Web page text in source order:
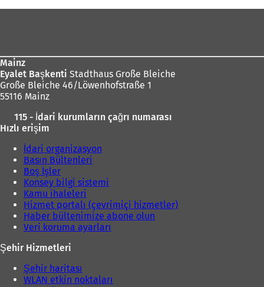
Mainz
Eyalet Başkenti Stadthaus Große Bleiche
Große Bleiche 46/Löwenhofstraße 1
55116 Mainz
115 - İdari kurumların çağrı numarası
Hızlı erişim
İdari organizasyon
Basın Bültenleri
Boş İşler
Konsey bilgi sistemi
Kamu ihaleleri
Hizmet portalı (çevrimiçi hizmetler)
Haber bültenimize abone olun
Veri koruma ayarları
Şehir Hizmetleri
Şehir haritası
WLAN etkin noktaları